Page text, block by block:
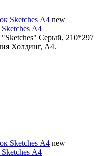
new
Sketches А4
"Sketches" Серый, 210*297
Холдинг, А4.
new
Sketches А4